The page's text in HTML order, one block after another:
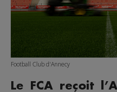
Football Club d'Annecy
Le FCA reçoit